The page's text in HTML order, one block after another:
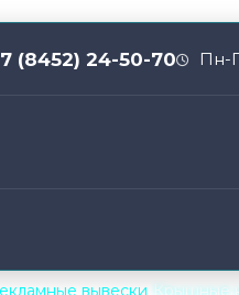
(8452) 24-50-70 Пн-
вывески Крышные